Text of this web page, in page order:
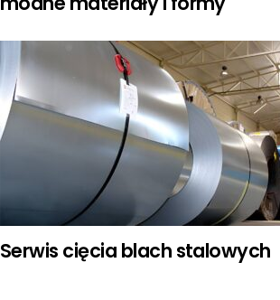
Serwis cięcia blach stalowych